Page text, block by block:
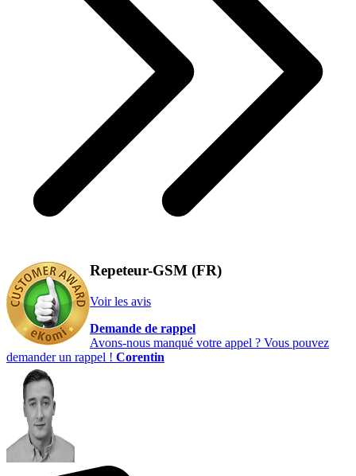
Repeteur-GSM (FR)
Voir les avis
Demande de rappel
Avons-nous manqué votre appel ? Vous pouvez
demander un rappel ! Corentin